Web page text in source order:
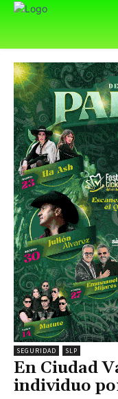
SEGURIDAD SLP
En Ciudad
individuo